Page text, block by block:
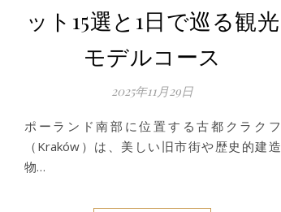
ット15選と1日で巡る観光
モデルコース
2025年11月29日
ポーランド南部に位置する古都クラクフ
（Kraków）は、美しい旧市街や歴史的建造
物…